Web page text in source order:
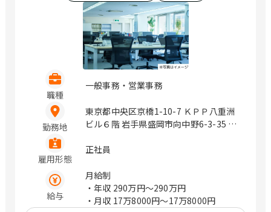
職種
一般事務・営業事務
勤務地
東京都中央区京橋1-10-7 ＫＰＰ八重洲
ビル６階 岩手県盛岡市向中野6-3-35 青
設内1Ｆ 秋田県秋田市広面字板橋添17-1
泉区明通3-15-2 積水ハウス建設東北
(株)2F 山形県山形市白山1-3-9 積水ハウ
ス建設東北(株)山形事務所内 福島県郡山
雇用形態
正社員
給与
月給制
・年収 290万円〜290万円
・月収 17万8000円〜17万8000円